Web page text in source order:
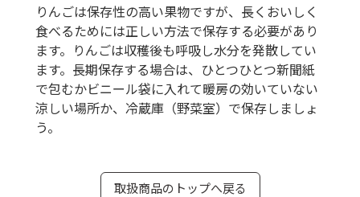
りんごは保存性の高い果物ですが、長くおいしく
食べるためには正しい方法で保存する必要があり
ます。りんごは収穫後も呼吸し水分を発散してい
ます。長期保存する場合は、ひとつひとつ新聞紙
で包むかビニール袋に入れて暖房の効いていない
涼しい場所か、冷蔵庫（野菜室）で保存しましょ
う。
取扱商品のトップへ戻る